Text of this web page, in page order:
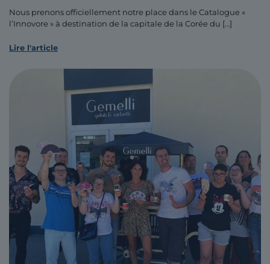
Nous prenons officiellement notre place dans le Catalogue «
l’Innovore » à destination de la capitale de la Corée du […]
Lire l'article